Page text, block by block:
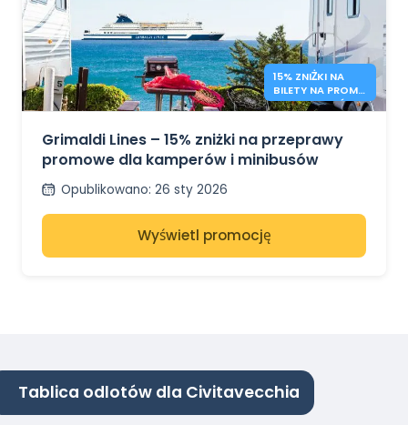
15% ZNIŻKI NA
BILETY NA PROM
DLA KAMPERÓW –
Grimaldi Lines – 15% zniżki na przeprawy
promowe dla kamperów i minibusów
Opublikowano: 26 sty 2026
Wyświetl promocję
Tablica odlotów dla Civitavecchia